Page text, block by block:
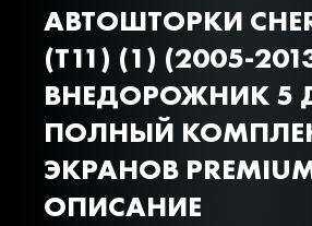
АВТОШТОРКИ
(T11) (1) (2005-
ВНЕДОРОЖНИК 5
ПОЛНЫЙ
ЭКРАНОВ
ОПИСАНИЕ